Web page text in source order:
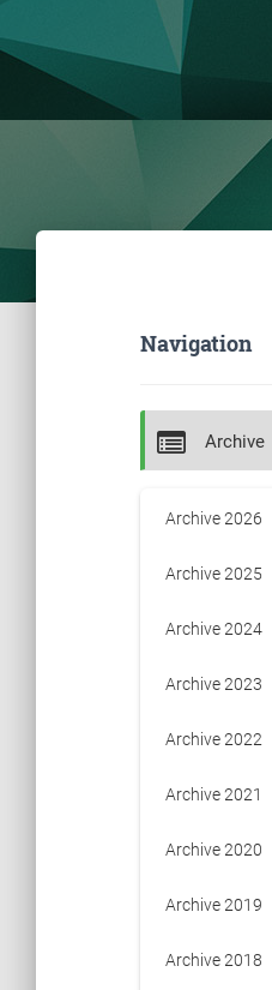
Navigation
Archive
Archive 2026
Archive 2025
Archive 2024
Archive 2023
Archive 2022
Archive 2021
Archive 2020
Archive 2019
Archive 2018